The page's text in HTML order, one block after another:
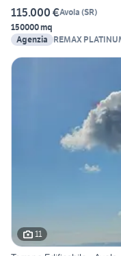
115.000 €Avola (SR)
150000 mq
Agenzia
REMAX
11